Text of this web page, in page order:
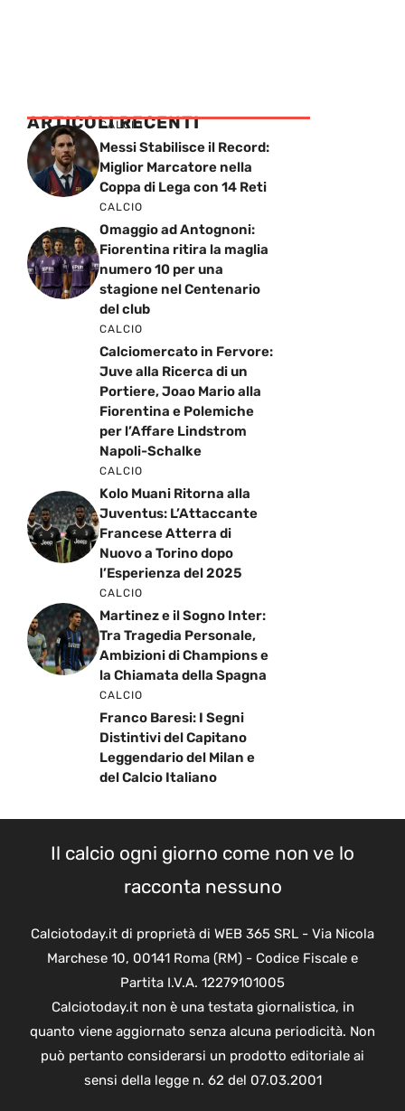
ARTICOLI RECENTI
CALCIO
Messi Stabilisce il Record:
Miglior Marcatore nella
Coppa di Lega con 14 Reti
CALCIO
Omaggio ad Antognoni:
Fiorentina ritira la maglia
numero 10 per una
stagione nel Centenario
del club
CALCIO
Calciomercato in Fervore:
Juve alla Ricerca di un
Portiere, Joao Mario alla
Fiorentina e Polemiche
per l’Affare Lindstrom
Napoli-Schalke
CALCIO
Kolo Muani Ritorna alla
Juventus: L’Attaccante
Francese Atterra di
Nuovo a Torino dopo
l’Esperienza del 2025
CALCIO
Martinez e il Sogno Inter:
Tra Tragedia Personale,
Ambizioni di Champions e
la Chiamata della Spagna
CALCIO
Franco Baresi: I Segni
Distintivi del Capitano
Leggendario del Milan e
del Calcio Italiano
Il calcio ogni giorno come non ve lo
racconta nessuno
Calciotoday.it di proprietà di WEB 365 SRL - Via Nicola
Marchese 10, 00141 Roma (RM) - Codice Fiscale e
Partita I.V.A. 12279101005
Calciotoday.it non è una testata giornalistica, in
quanto viene aggiornato senza alcuna periodicità. Non
può pertanto considerarsi un prodotto editoriale ai
sensi della legge n. 62 del 07.03.2001